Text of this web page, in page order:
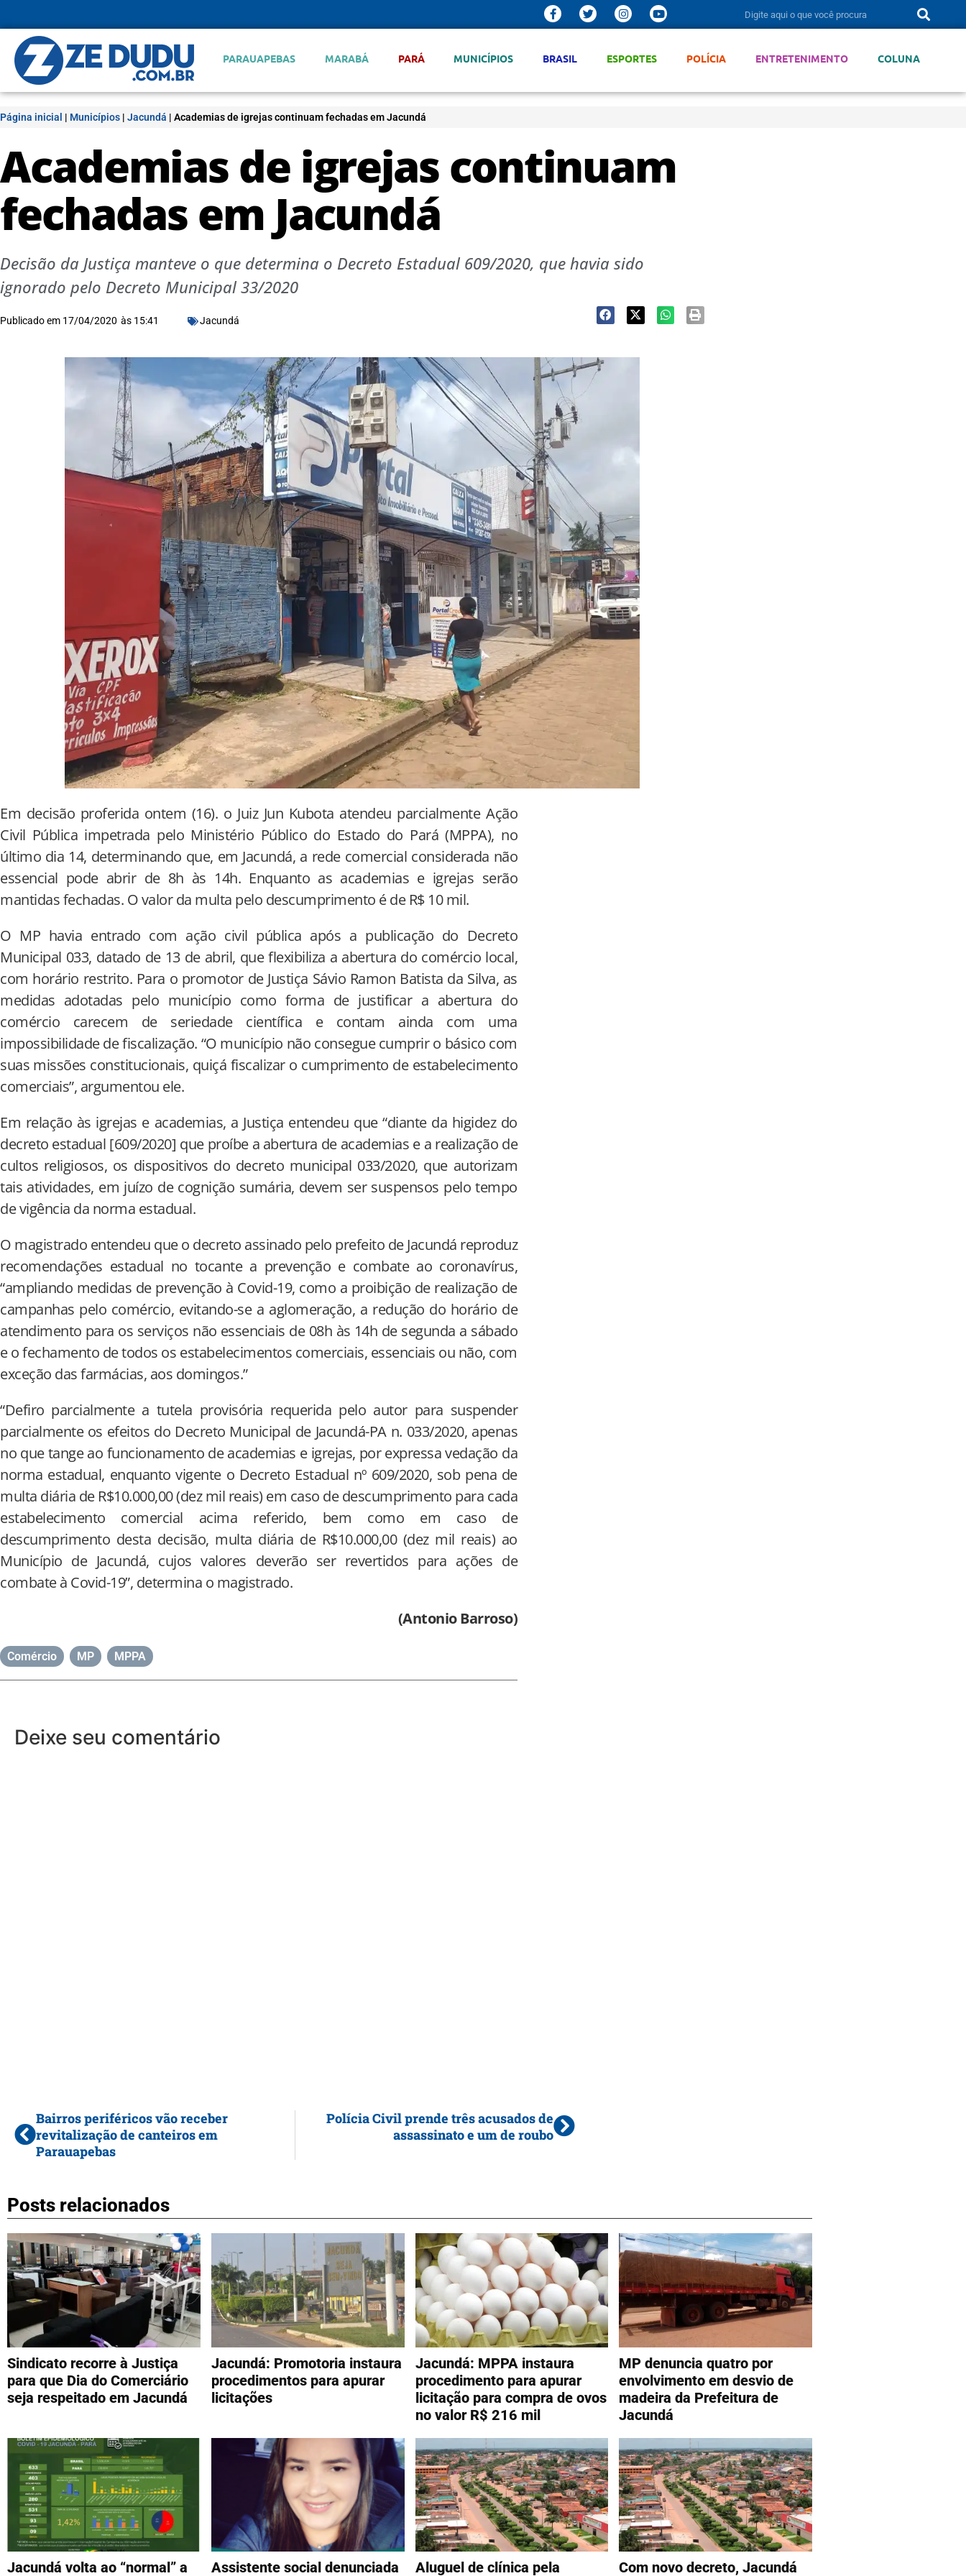
PARAUAPEBAS MARABÁ PARÁ MUNICÍPIOS BRASIL ESPORTES POLÍCIA ENTRETENIMENTO COLUNA
Página inicial | Municípios | Jacundá | Academias de igrejas continuam fechadas em Jacundá
Academias de igrejas continuam
fechadas em Jacundá
Decisão da Justiça manteve o que determina o Decreto Estadual 609/2020, que havia sido
ignorado pelo Decreto Municipal 33/2020
Publicado em 17/04/2020 às 15:41 Jacundá
Em decisão proferida ontem (16). o Juiz Jun Kubota atendeu parcialmente Ação
Civil Pública impetrada pelo Ministério Público do Estado do Pará (MPPA), no
último dia 14, determinando que, em Jacundá, a rede comercial considerada não
essencial pode abrir de 8h às 14h. Enquanto as academias e igrejas serão
mantidas fechadas. O valor da multa pelo descumprimento é de R$ 10 mil.
O MP havia entrado com ação civil pública após a publicação do Decreto
Municipal 033, datado de 13 de abril, que flexibiliza a abertura do comércio local,
com horário restrito. Para o promotor de Justiça Sávio Ramon Batista da Silva, as
medidas adotadas pelo município como forma de justificar a abertura do
comércio carecem de seriedade científica e contam ainda com uma
impossibilidade de fiscalização. “O município não consegue cumprir o básico com
suas missões constitucionais, quiçá fiscalizar o cumprimento de estabelecimento
comerciais”, argumentou ele.
Em relação às igrejas e academias, a Justiça entendeu que “diante da higidez do
decreto estadual [609/2020] que proíbe a abertura de academias e a realização de
cultos religiosos, os dispositivos do decreto municipal 033/2020, que autorizam
tais atividades, em juízo de cognição sumária, devem ser suspensos pelo tempo
de vigência da norma estadual.
O magistrado entendeu que o decreto assinado pelo prefeito de Jacundá reproduz
recomendações estadual no tocante a prevenção e combate ao coronavírus,
“ampliando medidas de prevenção à Covid-19, como a proibição de realização de
campanhas pelo comércio, evitando-se a aglomeração, a redução do horário de
atendimento para os serviços não essenciais de 08h às 14h de segunda a sábado
e o fechamento de todos os estabelecimentos comerciais, essenciais ou não, com
exceção das farmácias, aos domingos.”
“Defiro parcialmente a tutela provisória requerida pelo autor para suspender
parcialmente os efeitos do Decreto Municipal de Jacundá-PA n. 033/2020, apenas
no que tange ao funcionamento de academias e igrejas, por expressa vedação da
norma estadual, enquanto vigente o Decreto Estadual nº 609/2020, sob pena de
multa diária de R$10.000,00 (dez mil reais) em caso de descumprimento para cada
estabelecimento comercial acima referido, bem como em caso de
descumprimento desta decisão, multa diária de R$10.000,00 (dez mil reais) ao
Município de Jacundá, cujos valores deverão ser revertidos para ações de
combate à Covid-19”, determina o magistrado.
(Antonio Barroso)
Comércio MP MPPA
Deixe seu comentário
Bairros periféricos vão receber
revitalização de canteiros em
Parauapebas
Polícia Civil prende três acusados de
assassinato e um de roubo
Posts relacionados
Sindicato recorre à Justiça
para que Dia do Comerciário
seja respeitado em Jacundá
Jacundá: Promotoria instaura
procedimentos para apurar
licitações
Jacundá: MPPA instaura
procedimento para apurar
licitação para compra de ovos
no valor R$ 216 mil
MP denuncia quatro por
envolvimento em desvio de
madeira da Prefeitura de
Jacundá
Jacundá volta ao “normal” a Assistente social denunciada Aluguel de clínica pela Com novo decreto, Jacundá